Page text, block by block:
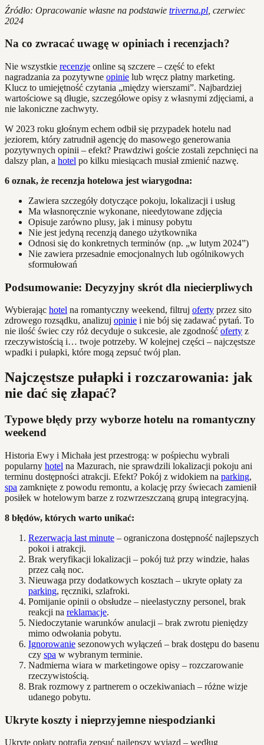
Źródło: Opracowanie własne na podstawie triverna.pl , czerwiec
2024
Na co zwracać uwagę w opiniach i recenzjach?
Nie wszystkie recenzje online są szczere – część to efekt
nagradzania za pozytywne opinie lub wręcz płatny marketing.
Klucz to umiejętność czytania „między wierszami”. Najbardziej
wartościowe są długie, szczegółowe opisy z własnymi zdjęciami, a
nie lakoniczne zachwyty.
W 2023 roku głośnym echem odbił się przypadek hotelu nad
jeziorem, który zatrudnił agencję do masowego generowania
pozytywnych opinii – efekt? Prawdziwi goście zostali zepchnięci na
dalszy plan, a hotel po kilku miesiącach musiał zmienić nazwę.
6 oznak, że recenzja hotelowa jest wiarygodna:
Zawiera szczegóły dotyczące pokoju, lokalizacji i usług
Ma własnoręcznie wykonane, nieedytowane zdjęcia
Opisuje zarówno plusy, jak i minusy pobytu
Nie jest jedyną recenzją danego użytkownika
Odnosi się do konkretnych terminów (np. „w lutym 2024”)
Nie zawiera przesadnie emocjonalnych lub ogólnikowych
sformułowań
Podsumowanie: Decyzyjny skrót dla niecierpliwych
Wybierając hotel na romantyczny weekend, filtruj oferty przez sito
zdrowego rozsądku, analizuj opinie i nie bój się zadawać pytań. To
nie ilość świec czy róż decyduje o sukcesie, ale zgodność oferty z
rzeczywistością i… twoje potrzeby. W kolejnej części – najczęstsze
wpadki i pułapki, które mogą zepsuć twój plan.
Najczęstsze pułapki i rozczarowania: jak
nie dać się złapać?
Typowe błędy przy wyborze hotelu na romantyczny
weekend
Historia Ewy i Michała jest przestrogą: w pośpiechu wybrali
popularny hotel na Mazurach, nie sprawdzili lokalizacji pokoju ani
terminu dostępności atrakcji. Efekt? Pokój z widokiem na parking,
spa zamknięte z powodu remontu, a kolację przy świecach zamienił
posiłek w hotelowym barze z rozwrzeszczaną grupą integracyjną.
8 błędów, których warto unikać:
Rezerwacja last minute – ograniczona dostępność najlepszych
pokoi i atrakcji.
Brak weryfikacji lokalizacji – pokój tuż przy windzie, hałas
przez całą noc.
Nieuwaga przy dodatkowych kosztach – ukryte opłaty za
parking, ręczniki, szlafroki.
Pomijanie opinii o obsłudze – nieelastyczny personel, brak
reakcji na reklamacje.
Niedoczytanie warunków anulacji – brak zwrotu pieniędzy
mimo odwołania pobytu.
Ignorowanie sezonowych wyłączeń – brak dostępu do basenu
czy spa w wybranym terminie.
Nadmierna wiara w marketingowe opisy – rozczarowanie
rzeczywistością.
Brak rozmowy z partnerem o oczekiwaniach – różne wizje
udanego pobytu.
Ukryte koszty i nieprzyjemne niespodzianki
Ukryte opłaty potrafią zepsuć najlepszy wyjazd – według